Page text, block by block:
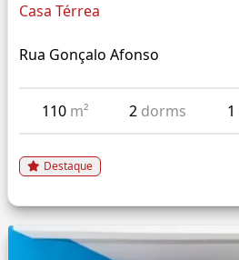
Casa Térrea
Rua Gonçalo Afonso
110 m² 2 dorms 1
Destaque